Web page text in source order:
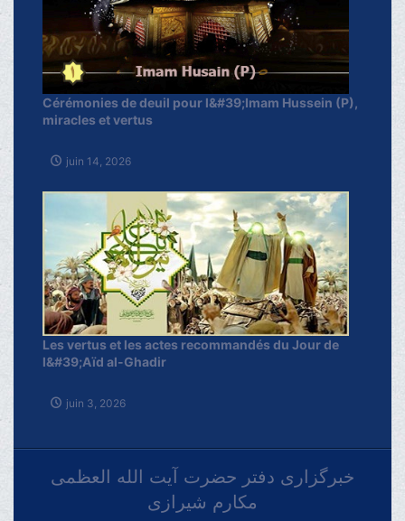
Cérémonies de deuil pour l&#39;Imam Hussein (P),
miracles et vertus
juin 14, 2026
Les vertus et les actes recommandés du Jour de
l&#39;Aïd al-Ghadir
juin 3, 2026
خبرگزاری دفتر حضرت آیت الله العظمی
مکارم شیرازی